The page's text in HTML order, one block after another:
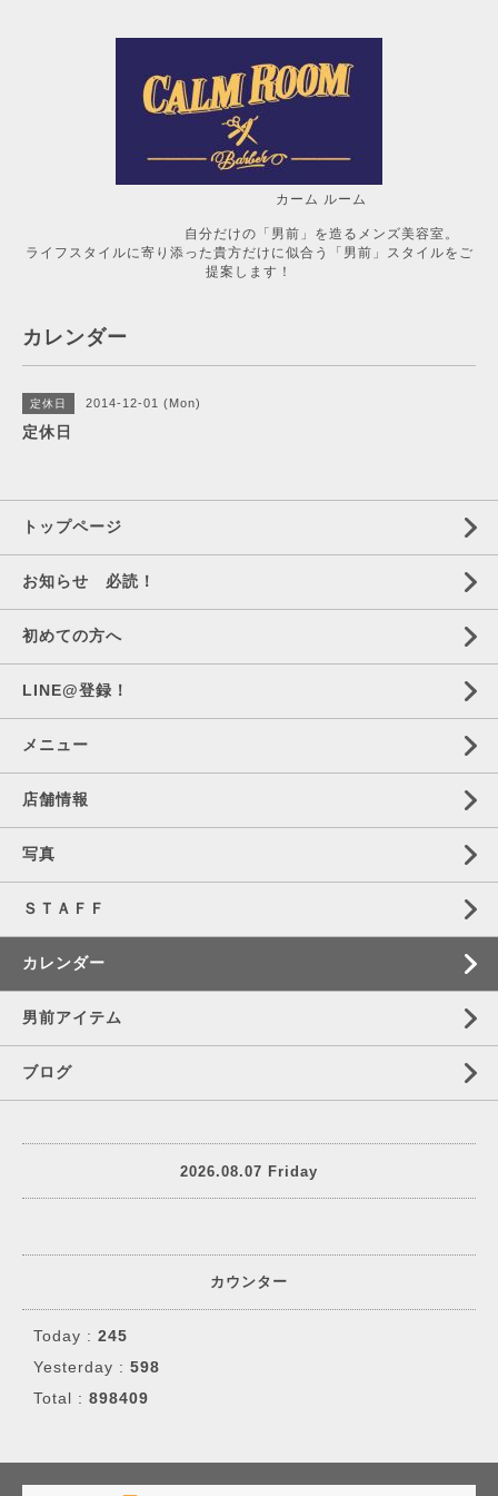
カーム ルーム
自分だけの「男前」を造るメンズ美容室。
ライフスタイルに寄り添った貴方だけに似合う「男前」スタイルをご
提案します！
カレンダー
定休日 2014-12-01 (Mon)
定休日
トップページ
お知らせ 必読！
初めての方へ
LINE@登録！
メニュー
店舗情報
写真
ＳＴＡＦＦ
カレンダー
男前アイテム
ブログ
2026.08.07 Friday
カウンター
Today : 245
Yesterday : 598
Total : 898409